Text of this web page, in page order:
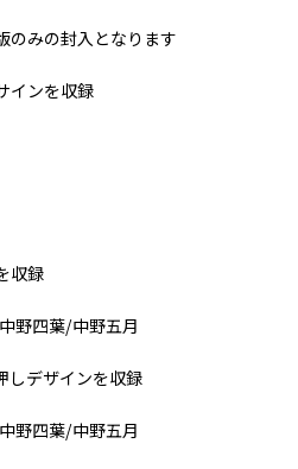
のみの封入となります
インを収録
収録
野四葉/中野五月
しデザインを収録
野四葉/中野五月